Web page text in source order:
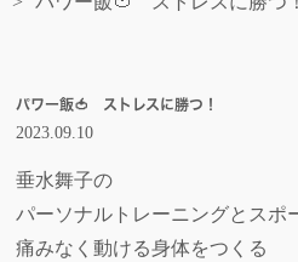
パワー飯🍅 ストレスに勝つ！
2023.09.10
垂水舞子の
パーソナルトレーニングとスポ
痛みなく動ける身体をつくる